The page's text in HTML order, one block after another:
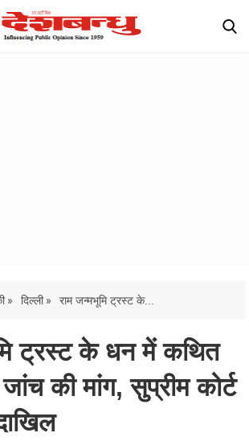
» दिल्ली » राम जन्मभूमि ट्रस्ट के...
ट्रस्ट के धन में कथित
की मांग, सुप्रीम कोर्ट